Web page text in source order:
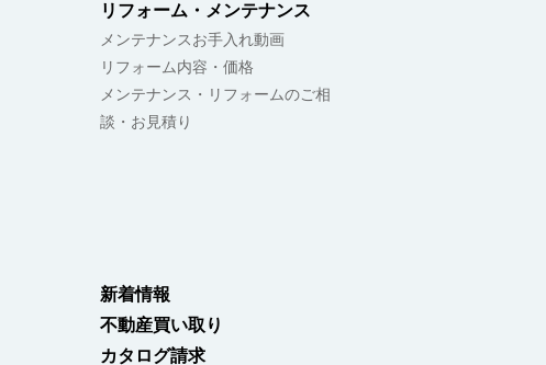
リフォーム・メンテナンス
メンテナンスお手入れ動画
リフォーム内容・価格
メンテナンス・リフォームのご相
談・お見積り
新着情報
不動産買い取り
カタログ請求